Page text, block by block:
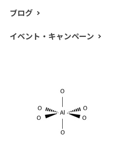
ブログ
イベント・キャンペーン
ゆる赤錆です。
結晶構造を持っています。この